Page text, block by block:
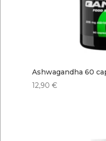
Ashwagandha 60
12,90 €